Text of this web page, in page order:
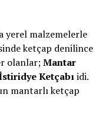
yerel malzemelerle
ketçap denilince
olanlar;Mantar
Ketçabıidi.
mantarlı ketçap